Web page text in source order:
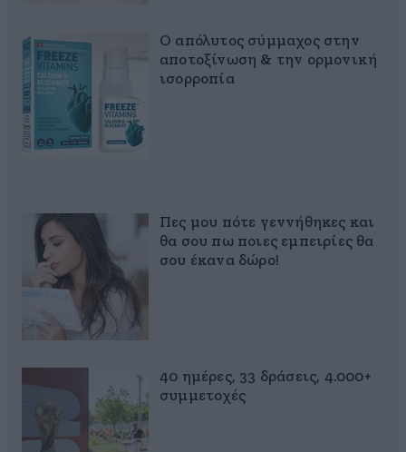
Ο απόλυτος σύμμαχος στην
αποτοξίνωση & την ορμονική
ισορροπία
Πες μου πότε γεννήθηκες και
θα σου πω ποιες εμπειρίες θα
σου έκανα δώρο!
40 ημέρες, 33 δράσεις, 4.000+
συμμετοχές